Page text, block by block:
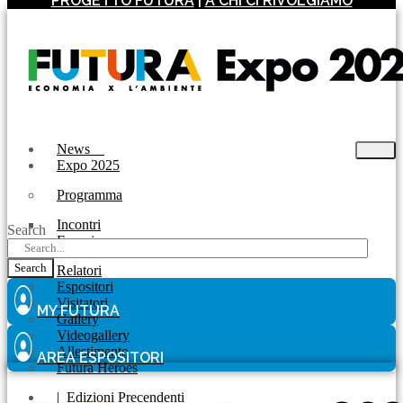
News
Expo 2025
Programma
Incontri
Experience
Relatori
Espositori
Visitatori
Gallery
Videogallery
Allestimento
Futura Heroes
| Edizioni Precendenti
Search
Search
MY FUTURA
AREA ESPOSITORI